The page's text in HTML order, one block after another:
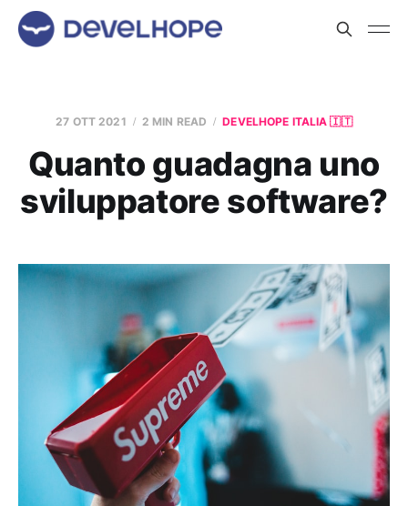
27 OTT 2021 2 MIN READ DEVELHOPE ITALIA 🇮🇹
Quanto guadagna uno
sviluppatore software?